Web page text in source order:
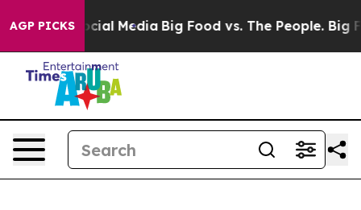
AGP PICKS
on Social Media Big Food vs. The People. Big